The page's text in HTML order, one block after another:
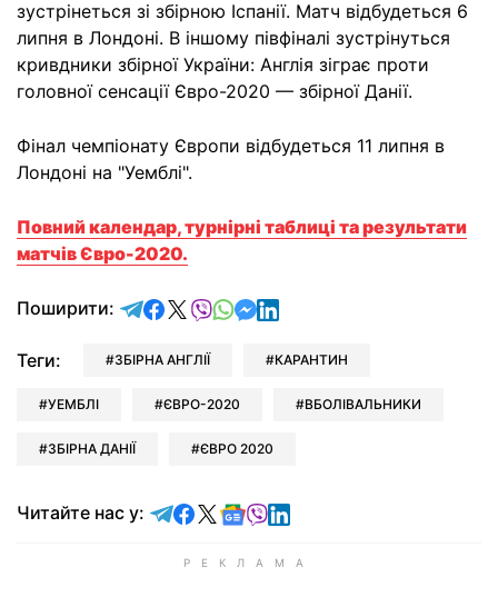
зустрінеться зі збірною Іспанії. Матч відбудеться 6
липня в Лондоні. В іншому півфіналі зустрінуться
кривдники збірної України: Англія зіграє проти
головної сенсації Євро-2020 — збірної Данії.
Фінал чемпіонату Європи відбудеться 11 липня в
Лондоні на "Уемблі".
Повний календар, турнірні таблиці та результати
матчів Євро-2020.
Поширити: відправити у Telegram
поділитись у Facebook
поділитись у X
відправити у Viber
відправити у Whatsapp
відправити у Messenger
відправити у LinkedIn
Теги: ЗБІРНА АНГЛІЇ КАРАНТИН
УЕМБЛІ ЄВРО-2020 ВБОЛІВАЛЬНИКИ
ЗБІРНА ДАНІЇ ЄВРО 2020
Читайте нас у: Читайте у Telegram
Читайте у Facebook
Читайте у X
Читайте у Google news
Читайте у Viber
Читайте у LinkedIn